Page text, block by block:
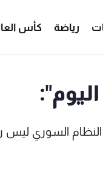
رياضة كأس
السوري ليس